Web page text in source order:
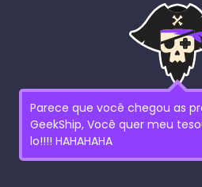
Parece que você chegou as
GeekShip, Você quer meu
lo!!!! HAHAHAHA